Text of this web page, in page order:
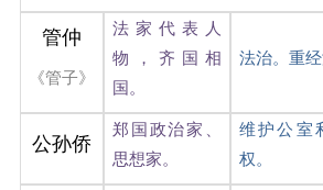
管仲
《管子》
法家代表人
物，齐国相
国。
法治。重经
公孙侨
郑国政治家、
思想家。
维护公室
权。